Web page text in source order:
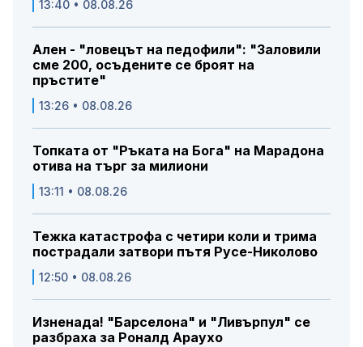
13:40 • 08.08.26
Ален - "ловецът на педофили": "Заловили
сме 200, осъдените се броят на
пръстите"
13:26 • 08.08.26
Топката от "Ръката на Бога" на Марадона
отива на търг за милиони
13:11 • 08.08.26
Тежка катастрофа с четири коли и трима
пострадали затвори пътя Русе-Николово
12:50 • 08.08.26
Изненада! "Барселона" и "Ливърпул" се
разбраха за Роналд Араухо